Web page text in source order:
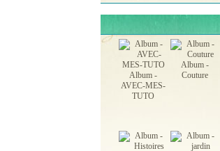
Album -
AVEC-MES-
TUTO
Album -
Couture